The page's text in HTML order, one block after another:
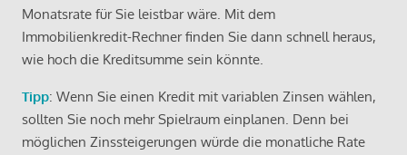
Monatsrate für Sie leistbar wäre. Mit dem
Immobilienkredit-Rechner finden Sie dann schnell heraus,
wie hoch die Kreditsumme sein könnte.
Tipp: Wenn Sie einen Kredit mit variablen Zinsen wählen,
sollten Sie noch mehr Spielraum einplanen. Denn bei
möglichen Zinssteigerungen würde die monatliche Rate